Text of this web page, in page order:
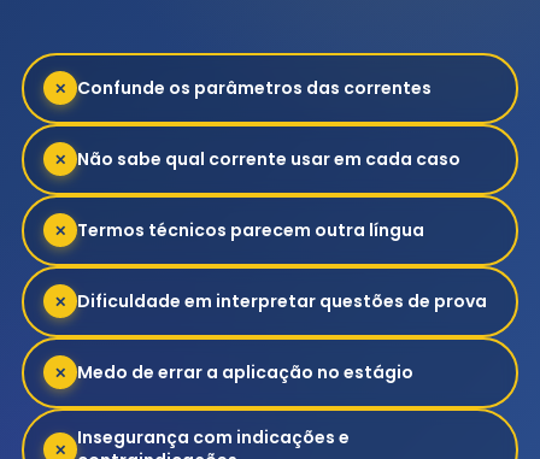
✕ Confunde os parâmetros das correntes
✕ Não sabe qual corrente usar em cada caso
✕ Termos técnicos parecem outra língua
✕ Dificuldade em interpretar questões de prova
✕ Medo de errar a aplicação no estágio
✕ Insegurança com indicações e